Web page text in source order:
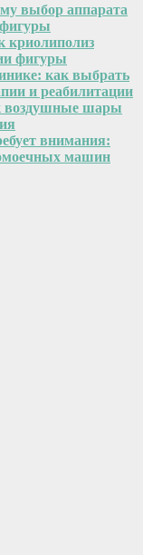
выбор аппарата
фигуры
криолиполиз
фигуры
как выбрать
и реабилитации
воздушные шары
внимания:
машин